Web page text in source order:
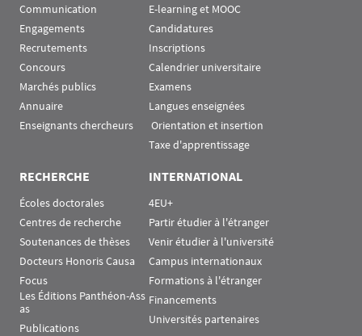
Communication
Engagements
Recrutements
Concours
Marchés publics
Annuaire
Enseignants chercheurs
E-learning et MOOC
Candidatures
Inscriptions
Calendrier universitaire
Examens
Langues enseignées
Orientation et insertion
Taxe d'apprentissage
RECHERCHE
Écoles doctorales
Centres de recherche
Soutenances de thèses
Docteurs Honoris Causa
Focus
Les Éditions Panthéon-Ass
as
Publications
INTERNATIONAL
4EU+
Partir étudier à l'étranger
Venir étudier à l'université
Campus internationaux
Formations à l'étranger
Financements
Universités partenaires